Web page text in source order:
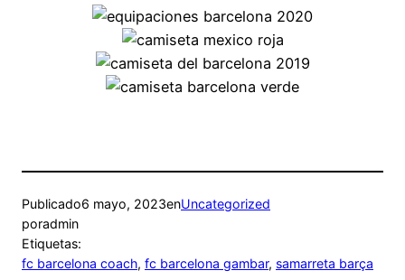
Publicado6 mayo, 2023enUncategorized
poradmin
Etiquetas:
fc barcelona coach, fc barcelona gambar, samarreta barça